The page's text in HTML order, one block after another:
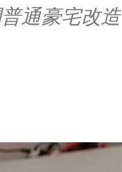
通豪宅改造